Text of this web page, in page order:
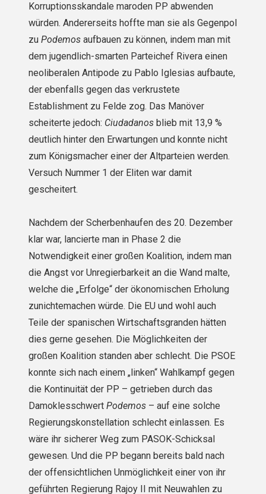
Korruptionsskandale maroden PP abwenden
würden. Andererseits hoffte man sie als Gegenpol
zu Podemosaufbauen zu können, indem man mit
dem jugendlich-smarten Parteichef Rivera einen
neoliberalen Antipode zu Pablo Iglesias aufbaute,
der ebenfalls gegen das verkrustete
Establishment zu Felde zog. Das Manöver
scheiterte jedoch: Ciudadanosblieb mit 13,9 %
deutlich hinter den Erwartungen und konnte nicht
zum Königsmacher einer der Altparteien werden.
Versuch Nummer 1 der Eliten war damit
gescheitert.
Nachdem der Scherbenhaufen des 20. Dezember
klar war, lancierte man in Phase 2 die
Notwendigkeit einer großen Koalition, indem man
die Angst vor Unregierbarkeit an die Wand malte,
welche die „Erfolge“ der ökonomischen Erholung
zunichtemachen würde. Die EU und wohl auch
Teile der spanischen Wirtschaftsgranden hätten
dies gerne gesehen. Die Möglichkeiten der
großen Koalition standen aber schlecht. Die PSOE
konnte sich nach einem „linken“ Wahlkampf gegen
die Kontinuität der PP – getrieben durch das
Damoklesschwert Podemos– auf eine solche
Regierungskonstellation schlecht einlassen. Es
wäre ihr sicherer Weg zum PASOK-Schicksal
gewesen. Und die PP begann bereits bald nach
der offensichtlichen Unmöglichkeit einer von ihr
geführten Regierung Rajoy II mit Neuwahlen zu